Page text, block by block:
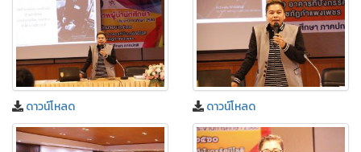
ดาวน์โหลด ดาวน์โหลด